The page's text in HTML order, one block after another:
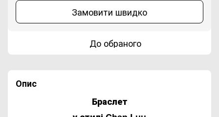
Замовити швидко
До обраного
Опис
Браслет